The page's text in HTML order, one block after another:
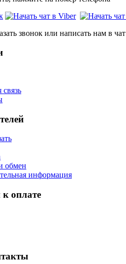
звонок или написать нам в чат
связь
обмен
информация
оплате